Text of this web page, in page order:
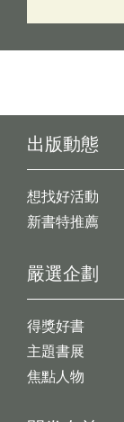
出版動態
想找好活動
新書特推薦
嚴選企劃
得獎好書
主題書展
焦點人物